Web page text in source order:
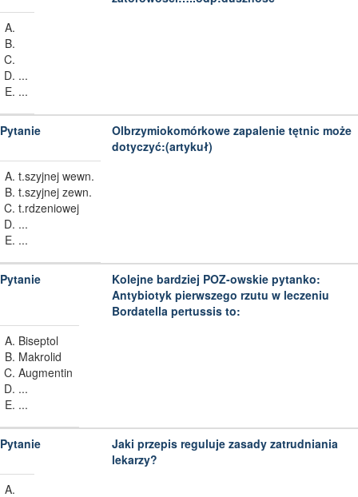
...
...
Olbrzymiokomórkowe zapalenie tętnic może
dotyczyć:(artykuł)
t.szyjnej wewn.
t.szyjnej zewn.
t.rdzeniowej
...
...
Kolejne bardziej POZ-owskie pytanko:
Antybiotyk pierwszego rzutu w leczeniu
Bordatella pertussis to:
Biseptol
Makrolid
Augmentin
...
...
Jaki przepis reguluje zasady zatrudniania
lekarzy?